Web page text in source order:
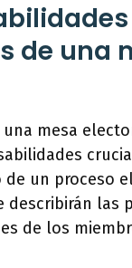
de una
mesa
un proceso
describirán las
de los